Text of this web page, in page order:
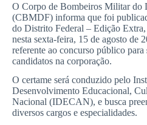
O Corpo de Bombeiros Militar do
(CBMDF) informa que foi
do Distrito Federal – Edição
nesta sexta-feira, 15 de agosto de
referente ao concurso público para
candidatos na corporação.
O certame será conduzido pelo
Desenvolvimento Educacional,
Nacional (IDECAN), e busca
diversos cargos e especialidades.